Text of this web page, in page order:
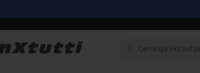
CI